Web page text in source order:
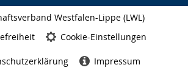
Westfalen-Lippe (LWL)
Cookie-Einstellungen
Impressum